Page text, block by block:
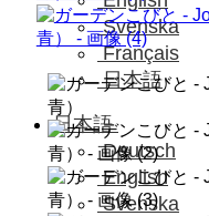
Svenska
Français
日本語
日本語
Deutsch
English
Svenska